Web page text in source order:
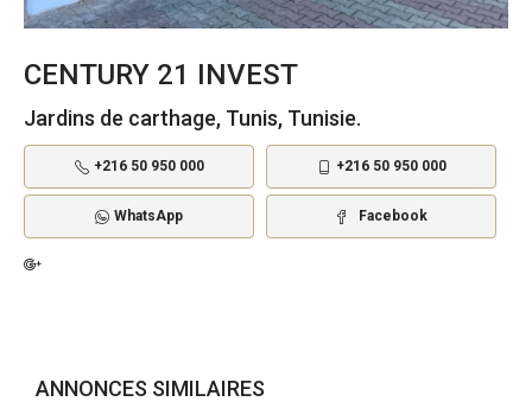
CENTURY 21 INVEST
Jardins de carthage, Tunis, Tunisie.
+216 50 950 000 +216 50 950 000
WhatsApp Facebook
ANNONCES SIMILAIRES